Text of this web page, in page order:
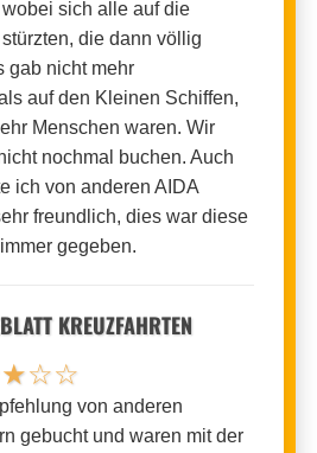
sich alle auf die
die dann völlig
gab nicht mehr
auf den Kleinen Schiffen,
Menschen waren. Wir
nochmal buchen. Auch
ich von anderen AIDA
freundlich, dies war diese
gegeben.
KREUZFAHRTEN
★☆☆
von anderen
gebucht und waren mit der